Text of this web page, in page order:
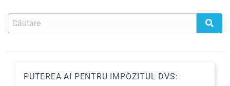
PUTEREA AI PENTRU IMPOZITUL DVS: